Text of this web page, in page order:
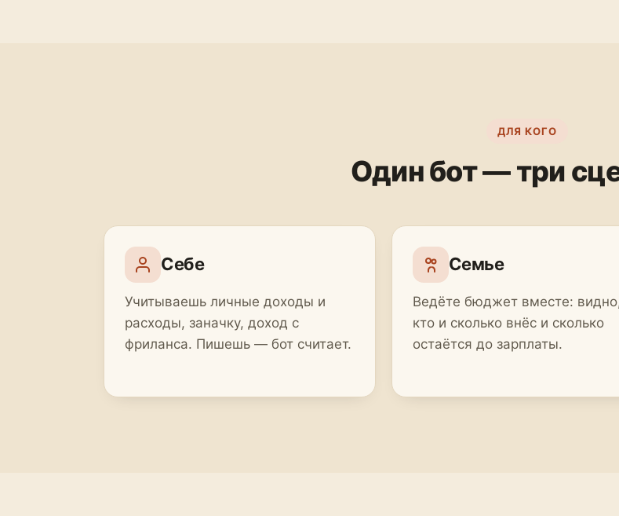
ДЛЯ КОГО
Один бот — три
Себе
Учитываешь личные доходы и
расходы, заначку, доход с
фриланса. Пишешь — бот считает.
Семье
Ведёте бюджет вместе:
кто и сколько внёс и сколько
остаётся до зарплаты.